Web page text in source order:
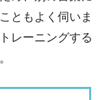
ともよく伺いま
レーニングする